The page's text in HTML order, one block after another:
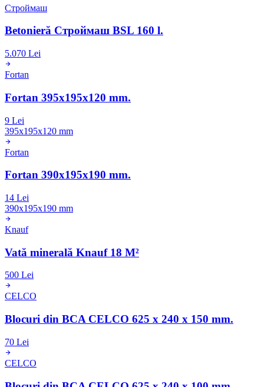
Строймаш
Betonieră Строймаш BSL 160 l.
5.070 Lei
Fortan
Fortan 395x195x120 mm.
9 Lei
395x195x120 mm
Fortan
Fortan 390x195x190 mm.
14 Lei
390x195x190 mm
Knauf
Vată minerală Knauf 18 M²
500 Lei
CELCO
Blocuri din BCA CELCO 625 x 240 x 150 mm.
70 Lei
CELCO